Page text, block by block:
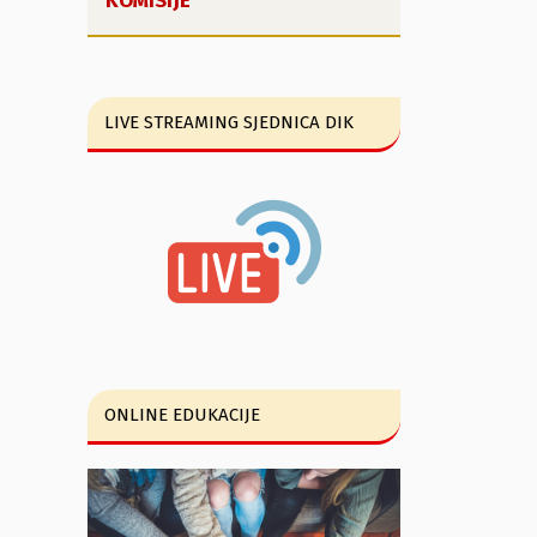
LIVE STREAMING SJEDNICA DIK
ONLINE EDUKACIJE